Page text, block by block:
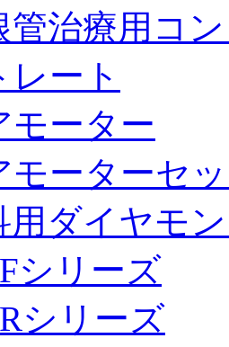
管治療用コ
レート
モーター
モーターセ
用ダイヤモ
シリーズ
シリーズ